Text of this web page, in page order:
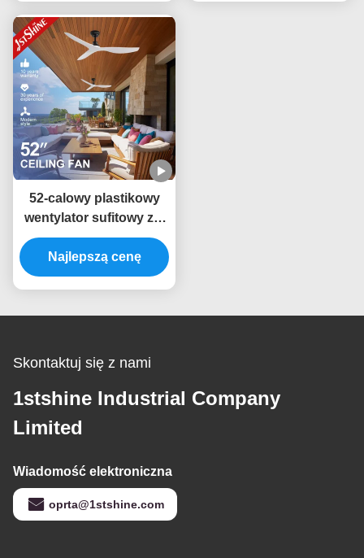
52-calowy plastikowy
wentylator sufitowy z 6
prędkościami i
inteligentnym pilotem
do zasilania prądem
Najlepszą cenę
Skontaktuj się z nami
1stshine Industrial Company
Limited
Wiadomość elektroniczna
oprta@1stshine.com